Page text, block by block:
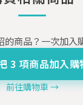
的商品？一次加入
3 項商品加入購
前往購物車 →